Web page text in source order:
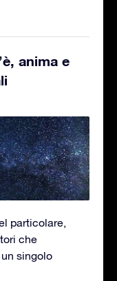
anima e
particolare,
che
singolo